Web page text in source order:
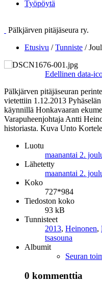
Työpöytä
Pälkjärven pitäjäseura ry.
Etusivu /Tunniste /
Edellinen data-
Pälkjärven pitäjäseuran
vietettiin 1.12.2013
käynnillä Honkavaaran
Varapuheenjohtaja Antti
historiasta. Kuva Unto
Luotu
maanantai 2.
Lähetetty
maanantai 2.
Koko
727*984
Tiedoston koko
93 kB
Tunnisteet
2013, Heinonen,
tsasouna
Albumit
Seuran
0 kommenttia